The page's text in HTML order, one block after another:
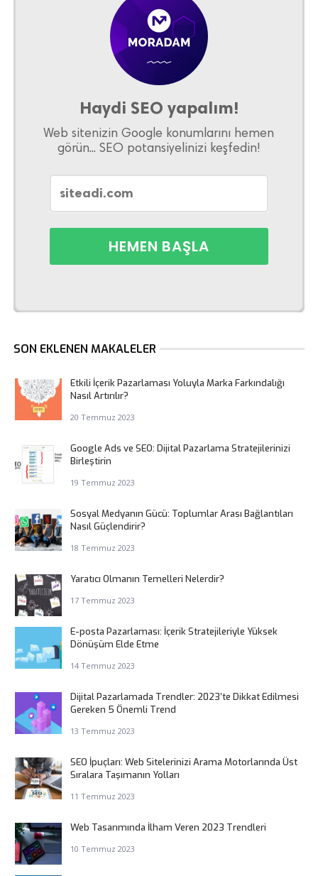
Haydi SEO yapalım!
Web sitenizin Google konumlarını hemen
görün... SEO potansiyelinizi keşfedin!
SON EKLENEN MAKALELER
Etkili İçerik Pazarlaması Yoluyla Marka Farkındalığı
Nasıl Artırılır?
20 Temmuz 2023
Google Ads ve SEO: Dijital Pazarlama Stratejilerinizi
Birleştirin
19 Temmuz 2023
Sosyal Medyanın Gücü: Toplumlar Arası Bağlantıları
Nasıl Güçlendirir?
18 Temmuz 2023
Yaratıcı Olmanın Temelleri Nelerdir?
17 Temmuz 2023
E-posta Pazarlaması: İçerik Stratejileriyle Yüksek
Dönüşüm Elde Etme
14 Temmuz 2023
Dijital Pazarlamada Trendler: 2023’te Dikkat Edilmesi
Gereken 5 Önemli Trend
13 Temmuz 2023
SEO İpuçları: Web Sitelerinizi Arama Motorlarında Üst
Sıralara Taşımanın Yolları
11 Temmuz 2023
Web Tasarımında İlham Veren 2023 Trendleri
10 Temmuz 2023